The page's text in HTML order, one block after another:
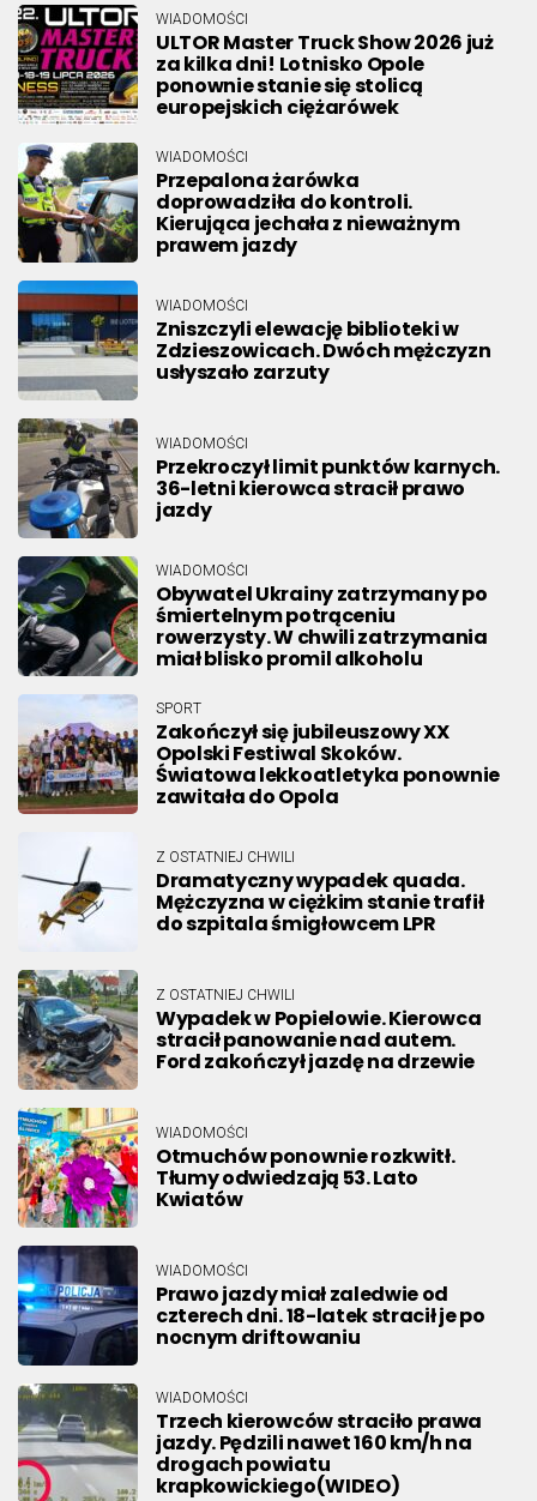
WIADOMOŚCI
ULTOR Master Truck Show 2026 już
za kilka dni! Lotnisko Opole
ponownie stanie się stolicą
europejskich ciężarówek
WIADOMOŚCI
Przepalona żarówka
doprowadziła do kontroli.
Kierująca jechała z nieważnym
prawem jazdy
WIADOMOŚCI
Zniszczyli elewację biblioteki w
Zdzieszowicach. Dwóch mężczyzn
usłyszało zarzuty
WIADOMOŚCI
Przekroczył limit punktów karnych.
36-letni kierowca stracił prawo
jazdy
WIADOMOŚCI
Obywatel Ukrainy zatrzymany po
śmiertelnym potrąceniu
rowerzysty. W chwili zatrzymania
miał blisko promil alkoholu
SPORT
Zakończył się jubileuszowy XX
Opolski Festiwal Skoków.
Światowa lekkoatletyka ponownie
zawitała do Opola
Z OSTATNIEJ CHWILI
Dramatyczny wypadek quada.
Mężczyzna w ciężkim stanie trafił
do szpitala śmigłowcem LPR
Z OSTATNIEJ CHWILI
Wypadek w Popielowie. Kierowca
stracił panowanie nad autem.
Ford zakończył jazdę na drzewie
WIADOMOŚCI
Otmuchów ponownie rozkwitł.
Tłumy odwiedzają 53. Lato
Kwiatów
WIADOMOŚCI
Prawo jazdy miał zaledwie od
czterech dni. 18-latek stracił je po
nocnym driftowaniu
WIADOMOŚCI
Trzech kierowców straciło prawa
jazdy. Pędzili nawet 160 km/h na
drogach powiatu
krapkowickiego(WIDEO)